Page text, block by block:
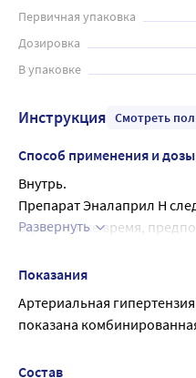
Первичная упаковка
Дозировка
В упаковке
Инструкция Смотреть
Способ применения и дозы
Внутрь.
Препарат Эналаприл Н
одно и то же время,
небольшим количеством
Рекомендуемая доза - 1
является максимальной
В начале терапии
Развернуть
Показания
Артериальная
показана
Состав